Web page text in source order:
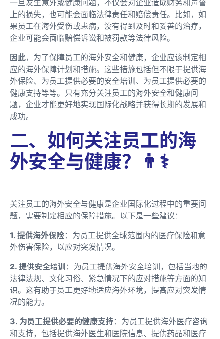
一旦发生意外或健康问题，不仅会对企业造成财务和声誉
上的损失，也可能会面临法律责任和赔偿责任。比如，如
果员工在海外受伤或患病，没有得到及时和妥善的治疗，
企业可能会面临赔偿诉讼和被罚款等法律风险。
因此，为了保障员工的海外安全和健康，企业应该制定相
应的海外保障计划和措施。这些措施包括但不限于提供海
外保险、为员工提供必要的安全培训、为员工提供必要的
健康支持等等。只有充分关注员工的海外安全和健康问
题，企业才能更好地实现国际化战略并获得长期的发展和
成功。
二、如何关注员工的海
外安全与健康？👨⚕️
关注员工的海外安全与健康是企业国际化过程中的重要问
题，需要制定相应的保障措施。以下是一些建议：
1. 提供海外保险：为员工提供全球范围内的医疗保险和意
外伤害保险，以应对突发情况。
2. 提供安全培训 ：为员工提供海外安全培训，包括当地的
法律法规、文化习俗、紧急情况下的应对措施等方面的知
识。这有助于员工更好地适应海外环境，提高应对突发情
况的能力。
3. 为员工提供必要的健康支持：为员工提供海外医疗咨询
和支持，包括提供海外医生和医院信息、提供药品和医疗